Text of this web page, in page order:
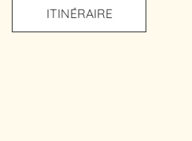
ITINÉRAIRE